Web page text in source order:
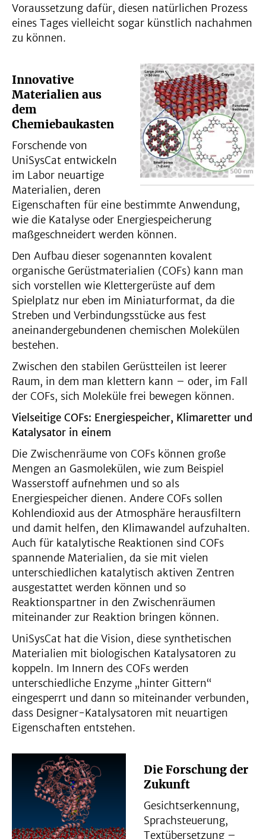
Voraussetzung dafür, diesen natürlichen Prozess
eines Tages vielleicht sogar künstlich nachahmen
zu können.
Innovative
Materialien aus
dem
Chemiebaukasten
Forschende von
UniSysCat entwickeln
im Labor neuartige
Materialien, deren
Eigenschaften für eine bestimmte Anwendung,
wie die Katalyse oder Energiespeicherung
maßgeschneidert werden können.
Den Aufbau dieser sogenannten kovalent
organische Gerüstmaterialien (COFs) kann man
sich vorstellen wie Klettergerüste auf dem
Spielplatz nur eben im Miniaturformat, da die
Streben und Verbindungsstücke aus fest
aneinandergebundenen chemischen Molekülen
bestehen.
Zwischen den stabilen Gerüstteilen ist leerer
Raum, in dem man klettern kann – oder, im Fall
der COFs, sich Moleküle frei bewegen können.
Vielseitige COFs: Energiespeicher, Klimaretter und
Katalysator in einem
Die Zwischenräume von COFs können große
Mengen an Gasmolekülen, wie zum Beispiel
Wasserstoff aufnehmen und so als
Energiespeicher dienen. Andere COFs sollen
Kohlendioxid aus der Atmosphäre herausfiltern
und damit helfen, den Klimawandel aufzuhalten.
Auch für katalytische Reaktionen sind COFs
spannende Materialien, da sie mit vielen
unterschiedlichen katalytisch aktiven Zentren
ausgestattet werden können und so
Reaktionspartner in den Zwischenräumen
miteinander zur Reaktion bringen können.
UniSysCat hat die Vision, diese synthetischen
Materialien mit biologischen Katalysatoren zu
koppeln. Im Innern des COFs werden
unterschiedliche Enzyme „hinter Gittern“
eingesperrt und dann so miteinander verbunden,
dass Designer-Katalysatoren mit neuartigen
Eigenschaften entstehen.
Die Forschung der
Zukunft
Gesichtserkennung,
Sprachsteuerung,
Textübersetzung –